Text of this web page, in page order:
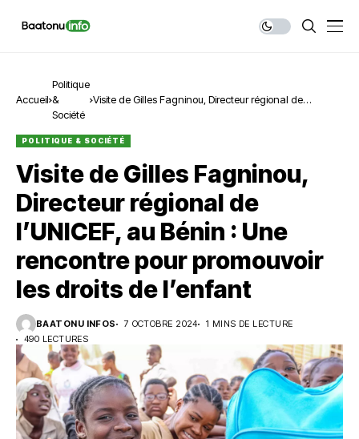
Accueil
Politique
&
Société
Visite de Gilles Fagninou, Directeur régional de
POLITIQUE & SOCIÉTÉ
Visite de Gilles Fagninou,
Directeur régional de
l’UNICEF, au Bénin : Une
rencontre pour promouvoir
les droits de l’enfant
BAATONU INFOS 7 OCTOBRE 2024
1 MINS DE LECTURE
490 LECTURES